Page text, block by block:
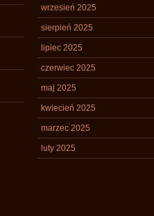
wrzesień 2025
sierpień 2025
lipiec 2025
czerwiec 2025
maj 2025
kwiecień 2025
marzec 2025
luty 2025